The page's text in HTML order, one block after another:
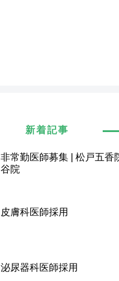
新着記事
非常勤医師募集 | 松戸五香
谷院
皮膚科医師採用
泌尿器科医師採用